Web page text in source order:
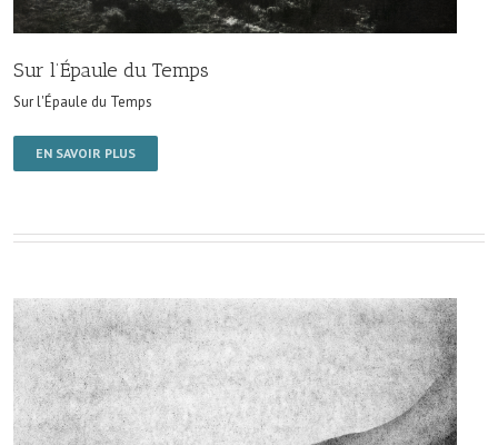
Sur l’Épaule du Temps
Sur l'Épaule du Temps
EN SAVOIR PLUS